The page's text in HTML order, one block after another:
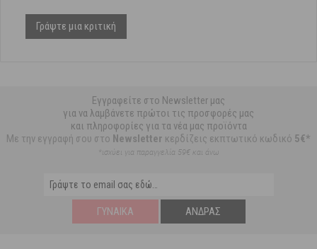
Γράψτε μια κριτική
Εγγραφείτε στο Newsletter μας
για να λαμβάνετε πρώτοι τις προσφορές μας
και πληροφορίες για τα νέα μας προϊόντα
Με την εγγραφή σου στο Newsletter κερδίζεις εκπτωτικό κωδικό 5€*
*ισχύει για παραγγελία 59€ και άνω
ΓΥΝΑΊΚΑ ΆΝΔΡΑΣ